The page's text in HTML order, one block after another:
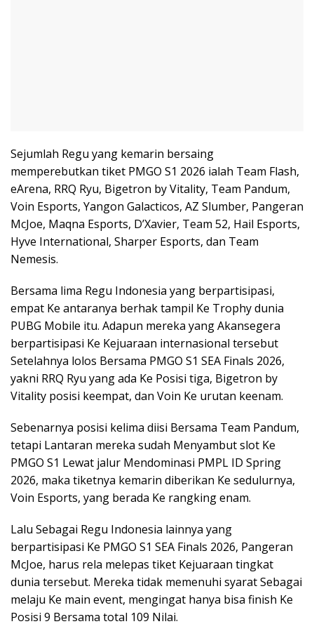
Sejumlah Regu yang kemarin bersaing
memperebutkan tiket PMGO S1 2026 ialah Team Flash,
eArena, RRQ Ryu, Bigetron by Vitality, Team Pandum,
Voin Esports, Yangon Galacticos, AZ Slumber, Pangeran
McJoe, Maqna Esports, D’Xavier, Team 52, Hail Esports,
Hyve International, Sharper Esports, dan Team
Nemesis.
Bersama lima Regu Indonesia yang berpartisipasi,
empat Ke antaranya berhak tampil Ke Trophy dunia
PUBG Mobile itu. Adapun mereka yang Akansegera
berpartisipasi Ke Kejuaraan internasional tersebut
Setelahnya lolos Bersama PMGO S1 SEA Finals 2026,
yakni RRQ Ryu yang ada Ke Posisi tiga, Bigetron by
Vitality posisi keempat, dan Voin Ke urutan keenam.
Sebenarnya posisi kelima diisi Bersama Team Pandum,
tetapi Lantaran mereka sudah Menyambut slot Ke
PMGO S1 Lewat jalur Mendominasi PMPL ID Spring
2026, maka tiketnya kemarin diberikan Ke sedulurnya,
Voin Esports, yang berada Ke rangking enam.
Lalu Sebagai Regu Indonesia lainnya yang
berpartisipasi Ke PMGO S1 SEA Finals 2026, Pangeran
McJoe, harus rela melepas tiket Kejuaraan tingkat
dunia tersebut. Mereka tidak memenuhi syarat Sebagai
melaju Ke main event, mengingat hanya bisa finish Ke
Posisi 9 Bersama total 109 Nilai.